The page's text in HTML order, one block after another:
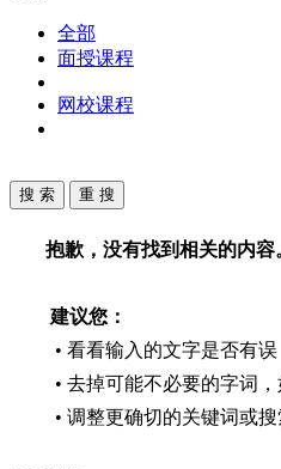
全部
面授课程
网校课程
抱歉，没有找到相关的内容
建议您：
• 看看输入的文字是否有误
• 去掉可能不必要的字词，
• 调整更确切的关键词或